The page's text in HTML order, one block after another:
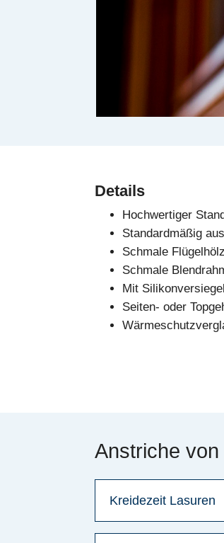
Details
Hochwertiger
Standardmäßig
Schmale
Schmale
Mit
Seiten- oder
Anstriche
Kreidezeit Lasuren